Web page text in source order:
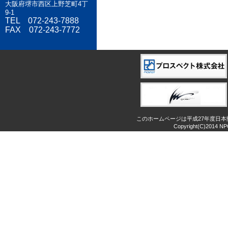
大阪府堺市西区上野芝町4丁
9-1
TEL 072-243-7888
FAX 072-243-7772
このホームページは平成27年度日
Copyright(C)2014